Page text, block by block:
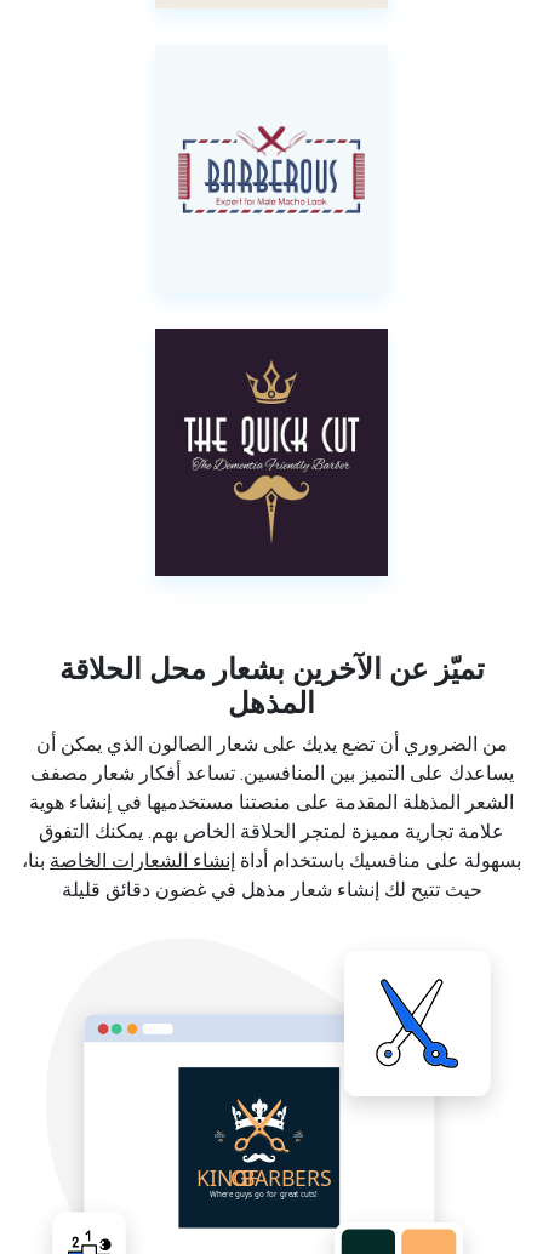
تميّز عن الآخرين بشعار محل الحلاقة
المذهل
من الضروري أن تضع يديك على شعار الصالون الذي يمكن أن
يساعدك على التميز بين المنافسين. تساعد أفكار شعار مصفف
الشعر المذهلة المقدمة على منصتنا مستخدميها في إنشاء هوية
علامة تجارية مميزة لمتجر الحلاقة الخاص بهم. يمكنك التفوق
بسهولة على منافسيك باستخدام أداة إنشاء الشعارات الخاصة بنا،
حيث تتيح لك إنشاء شعار مذهل في غضون دقائق قليلة